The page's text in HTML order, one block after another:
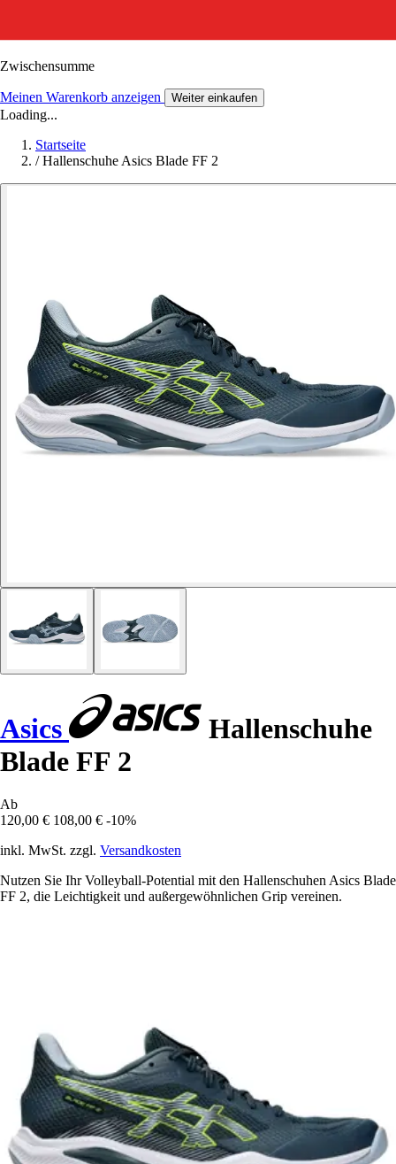
Zwischensumme
Meinen Warenkorb anzeigen Weiter einkaufen
Loading...
Startseite
/ Hallenschuhe Asics Blade FF 2
Asics
Hallenschuhe
Blade FF 2
Ab
120,00 € 108,00 € -10%
inkl. MwSt. zzgl. Versandkosten
Nutzen Sie Ihr Volleyball-Potential mit den Hallenschuhen Asics Blade
FF 2, die Leichtigkeit und außergewöhnlichen Grip vereinen.